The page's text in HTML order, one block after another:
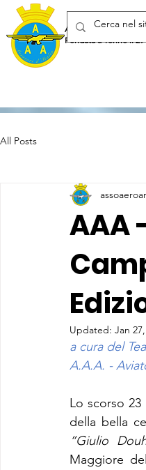
Associazione Arma
Fondata a Torino il
All Posts
AAA
Updated: Jan
a cura del
A.A.A. -
Lo scorso 23
“Giulio
Maggiore